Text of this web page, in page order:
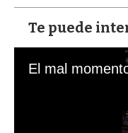
Te puede